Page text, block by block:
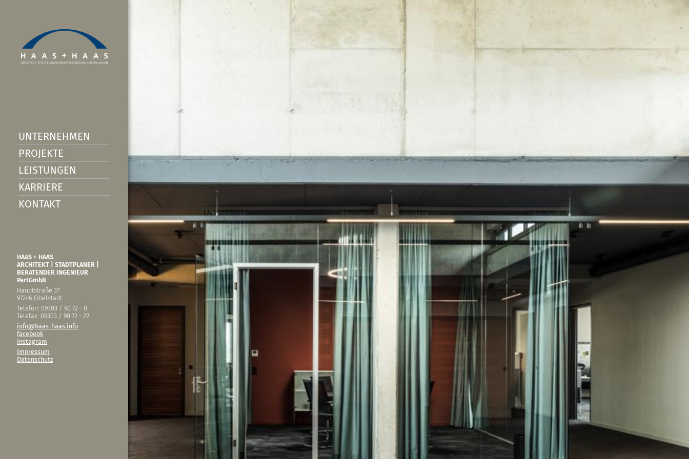
UNTERNEHMEN
PROJEKTE
LEISTUNGEN
KARRIERE
KONTAKT
HAAS + HAAS
ARCHITEKT | STADTPLANER |
BERATENDER INGENIEUR
PartGmbB
Hauptstraße 37
97246 Eibelstadt
Telefon: 09303 / 90 72 - 0
Telefax: 09303 / 90 72 - 22
info@haas-haas.info
facebook
Instagram
Impressum
Datenschutz